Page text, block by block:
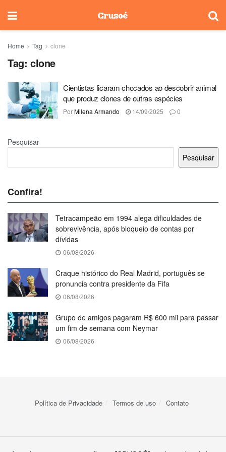
Home Tag clone
Tag: clone
Cientistas ficaram chocados ao descobrir animal
que produz clones de outras espécies
PorMilena Armando 14/09/2025 0
Pesquisar
Pesquisar
Confira!
Tetracampeão em 1994 alega dificuldades de
sobrevivência, após bloqueio de contas por
dívidas
06/08/2026
Craque histórico do Real Madrid, português se
pronuncia contra presidente da Fifa
06/08/2026
Grupo de amigos pagaram R$ 600 mil para passar
um fim de semana com Neymar
06/08/2026
Política de Privacidade Termos de uso Contato